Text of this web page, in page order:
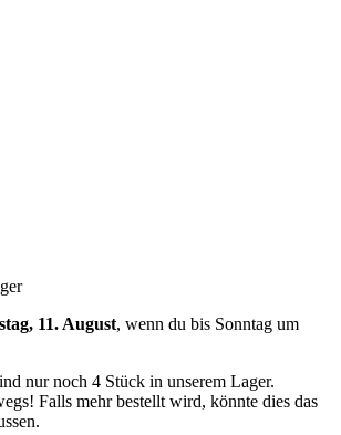
11. August, wenn du bis Sonntag um
nur noch 4 Stück in unserem Lager.
Falls mehr bestellt wird, könnte dies das